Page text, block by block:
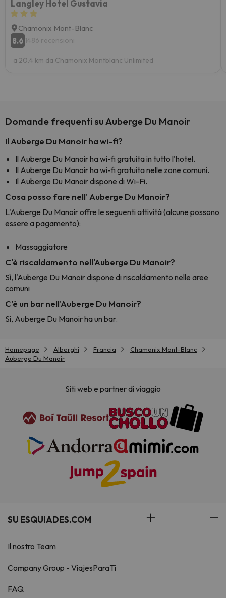
Langley Hotel Gustavia
Chamonix Mont-Blanc
8.6 1486 recensioni
a 20.4 km da Chamonix Montblanc Unlimited
Domande frequenti su Auberge Du Manoir
Il Auberge Du Manoir ha wi-fi?
Il Auberge Du Manoir ha wi-fi gratuita in tutto l'hotel.
Il Auberge Du Manoir ha wi-fi gratuita nelle zone comuni.
Il Auberge Du Manoir dispone di Wi-Fi.
Cosa posso fare nell' Auberge Du Manoir?
L'Auberge Du Manoir offre le seguenti attività (alcune possono
essere a pagamento):
Massaggiatore
C'è riscaldamento nell'Auberge Du Manoir?
Sì, l'Auberge Du Manoir dispone di riscaldamento nelle aree
comuni
C'è un bar nell'Auberge Du Manoir?
Sì, Auberge Du Manoir ha un bar.
Homepage Alberghi Francia
Chamonix Mont-Blanc
Auberge Du Manoir
Siti web e partner di viaggio
SU ESQUIADES.COM
Il nostro Team
Company Group - ViajesParaTi
FAQ